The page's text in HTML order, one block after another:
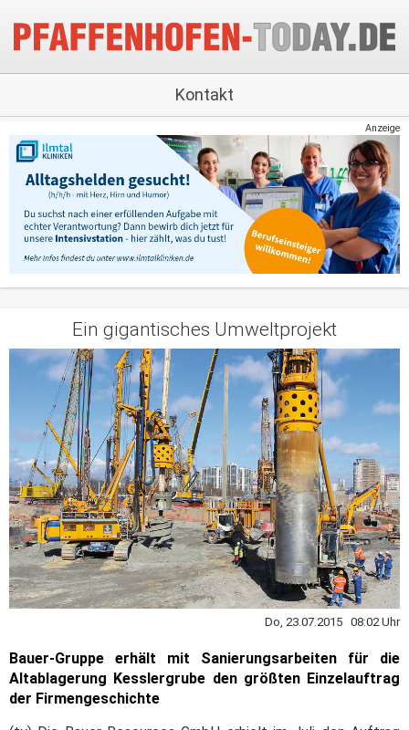
Kontakt
Anzeige
Ein gigantisches Umweltprojekt
Do, 23.07.2015 08:02 Uhr
Bauer-Gruppe erhält mit Sanierungsarbeiten für die
Altablagerung Kesslergrube den größten Einzelauftrag
der Firmengeschichte